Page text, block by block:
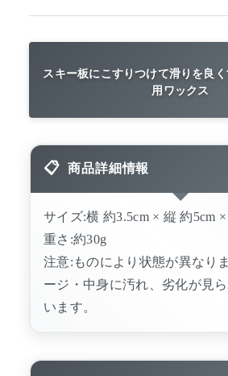
スキー板にこすりつけて滑りを良
用ワックス
商品詳細情報
サイズ:横 約3.5cm × 縦 約5cm
重さ:約30g
注意:ものにより状態が異なり
ージ・中身に汚れ、劣化が見
います。